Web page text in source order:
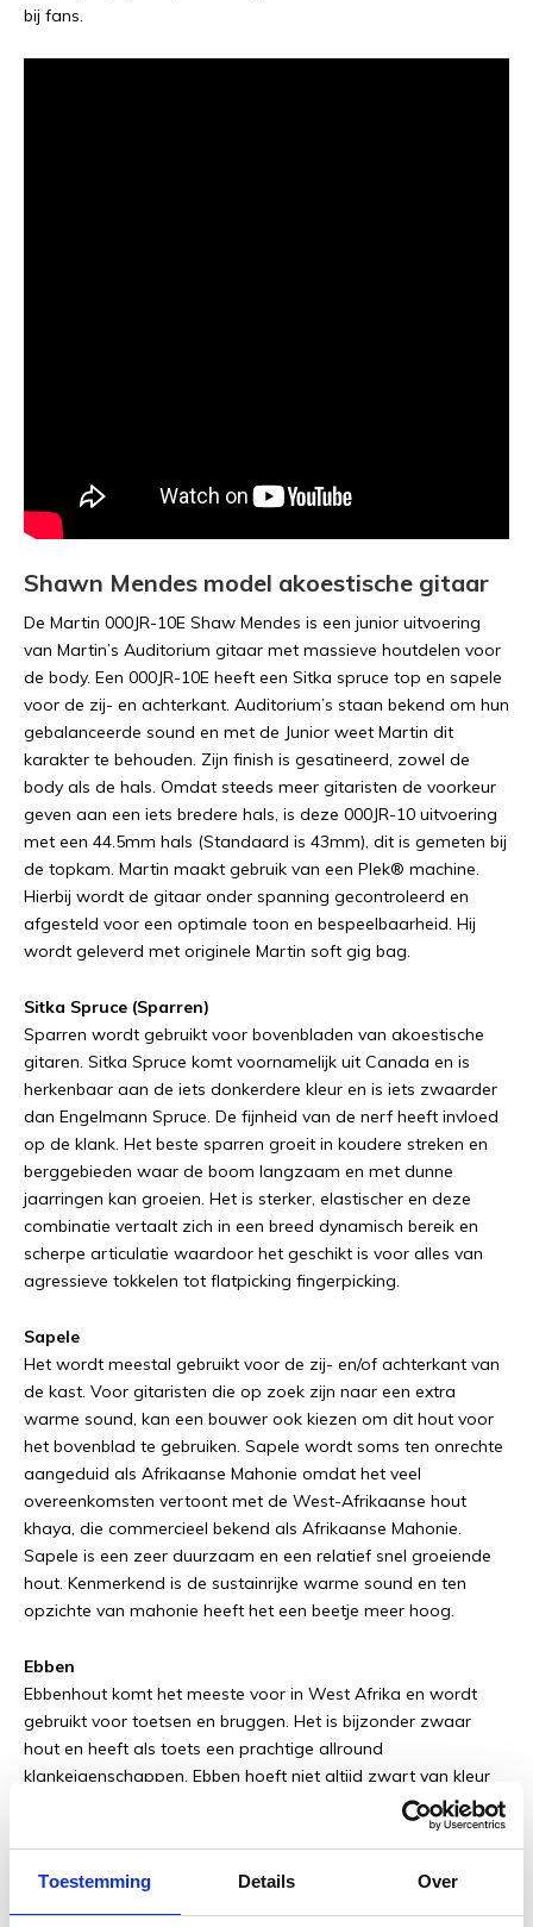
Toestemming Details Over
bij fans.
Shawn Mendes model akoestische gitaar
De Martin 000JR-10E Shaw Mendes is een junior uitvoering
van Martin’s Auditorium gitaar met massieve houtdelen voor
de body. Een 000JR-10E heeft een Sitka spruce top en sapele
voor de zij- en achterkant. Auditorium’s staan bekend om hun
gebalanceerde sound en met de Junior weet Martin dit
karakter te behouden. Zijn finish is gesatineerd, zowel de
body als de hals. Omdat steeds meer gitaristen de voorkeur
geven aan een iets bredere hals, is deze 000JR-10 uitvoering
met een 44.5mm hals (Standaard is 43mm), dit is gemeten bij
de topkam. Martin maakt gebruik van een Plek® machine.
Hierbij wordt de gitaar onder spanning gecontroleerd en
afgesteld voor een optimale toon en bespeelbaarheid. Hij
wordt geleverd met originele Martin soft gig bag.
Sitka Spruce (Sparren)
Sparren wordt gebruikt voor bovenbladen van akoestische
gitaren. Sitka Spruce komt voornamelijk uit Canada en is
herkenbaar aan de iets donkerdere kleur en is iets zwaarder
dan Engelmann Spruce. De fijnheid van de nerf heeft invloed
op de klank. Het beste sparren groeit in koudere streken en
berggebieden waar de boom langzaam en met dunne
jaarringen kan groeien. Het is sterker, elastischer en deze
combinatie vertaalt zich in een breed dynamisch bereik en
scherpe articulatie waardoor het geschikt is voor alles van
agressieve tokkelen tot flatpicking fingerpicking.
Sapele
Het wordt meestal gebruikt voor de zij- en/of achterkant van
de kast. Voor gitaristen die op zoek zijn naar een extra
warme sound, kan een bouwer ook kiezen om dit hout voor
het bovenblad te gebruiken. Sapele wordt soms ten onrechte
aangeduid als Afrikaanse Mahonie omdat het veel
overeenkomsten vertoont met de West-Afrikaanse hout
khaya, die commercieel bekend als Afrikaanse Mahonie.
Sapele is een zeer duurzaam en een relatief snel groeiende
hout. Kenmerkend is de sustainrijke warme sound en ten
opzichte van mahonie heeft het een beetje meer hoog.
Ebben
Ebbenhout komt het meeste voor in West Afrika en wordt
gebruikt voor toetsen en bruggen. Het is bijzonder zwaar
hout en heeft als toets een prachtige allround
klankeigenschappen. Ebben hoeft niet altijd zwart van kleur
te zijn, er zijn genoeg variaties waar natuurlijke strepen in
Auditorium Junior
Voor gitaristen die een standaard mensuurlengte van 25 of